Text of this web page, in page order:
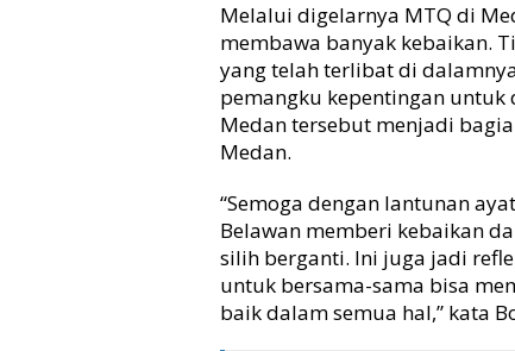
h
i
r
k
a
Q
r
i
/
Q
o
Melalui digelarnya MTQ di
membawa banyak kebaikan.
yang telah terlibat di
pemangku kepentingan
Medan tersebut menjadi
Medan.
“Semoga dengan lantunan
Belawan memberi kebaikan
silih berganti. Ini juga jadi
untuk bersama-sama bisa
baik dalam semua hal,” kata